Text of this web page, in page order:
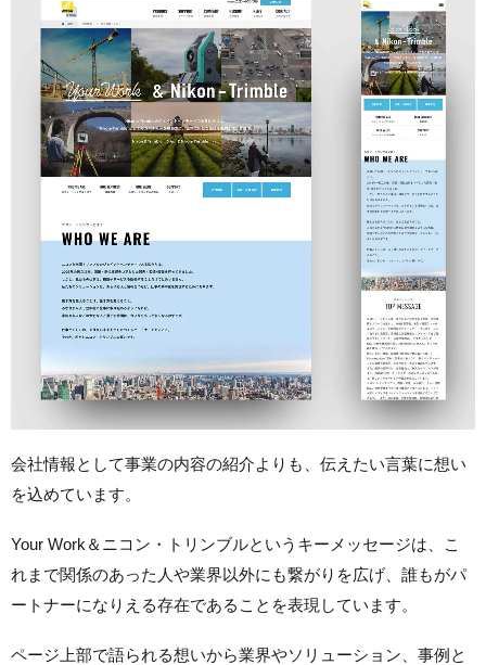
会社情報として事業の内容の紹介よりも、伝えたい言葉に想い
を込めています。
Your Work＆ニコン・トリンブルというキーメッセージは、こ
れまで関係のあった人や業界以外にも繋がりを広げ、誰もがパ
ートナーになりえる存在であることを表現しています。
ページ上部で語られる想いから業界やソリューション、事例と